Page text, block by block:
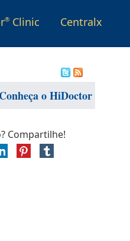
® Clinic Centralx
Conheça o HiDoctor
Compartilhe!